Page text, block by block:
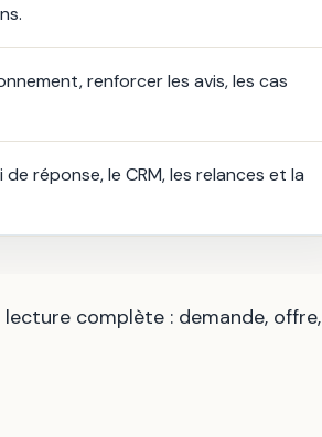
renforcer les avis, les cas
réponse, le CRM, les relances et la
complète : demande, offre,